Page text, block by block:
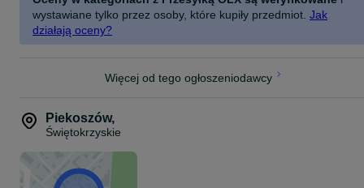
Wyposażenie Dodatkowe:
Instrukcja + Zestaw Montażowy Ładowarka Kabel Mini Jack
wystawiane tylko przez osoby, które kupiły przedmiot. Jak
działają oceny?
Więcej od tego ogłoszeniodawcy
Piekoszów,
Świętokrzyskie